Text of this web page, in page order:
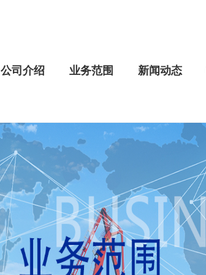
公司介绍 业务范围 新闻动态